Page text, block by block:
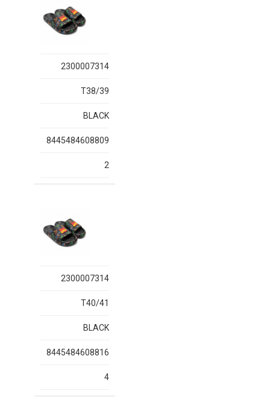
2300007314
T38/39
BLACK
8445484608809
2
2300007314
T40/41
BLACK
8445484608816
4